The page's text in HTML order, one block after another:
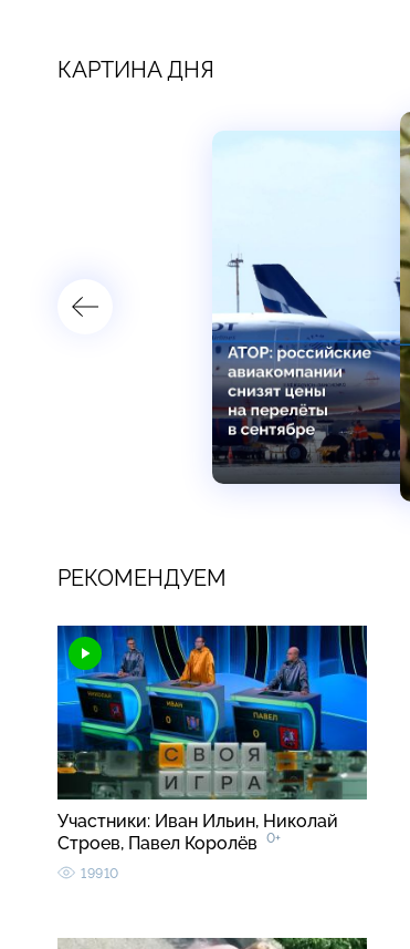
КАРТИНА ДНЯ
РЕКОМЕНДУЕМ
Участники: Иван Ильин, Николай
Строев, Павел Королёв
0+
19910